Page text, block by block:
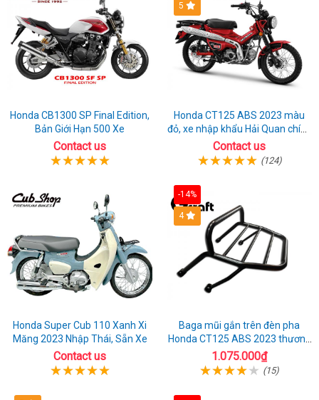
Honda CB1300 SP Final Edition,
Bản Giới Hạn 500 Xe
Contact us
5
Honda CT125 ABS 2023 màu
đỏ, xe nhập khẩu Hải Quan chính
ngạch
Contact us
(124)
Honda Super Cub 110 Xanh Xi
Măng 2023 Nhập Thái, Sẵn Xe
Contact us
-14%
4
Baga mũi gắn trên đèn pha
Honda CT125 ABS 2023 thương
hiệu Gcraft
1.075.000₫
(15)